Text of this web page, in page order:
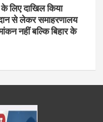
लिए दाखिल किया
से लेकर समाहरणालय
नहीं बल्कि बिहार के